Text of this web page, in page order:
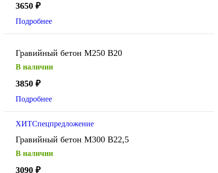
3650 ₽
Подробнее
Гравийный бетон М250 В20
В наличии
3850 ₽
Подробнее
ХИТСпецпредложение
Гравийный бетон М300 В22,5
В наличии
3090 ₽